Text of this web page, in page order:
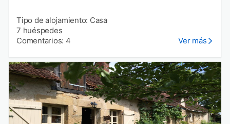
Tipo de alojamiento: Casa
7 huéspedes
Comentarios: 4
Ver más